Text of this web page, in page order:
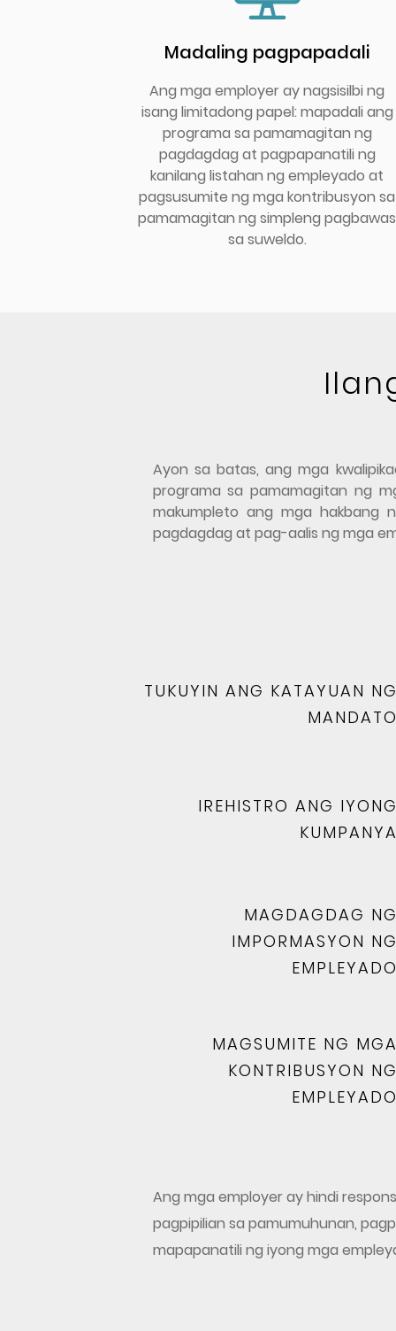
Madaling pagpapadali
Ang mga employer ay nagsisilbi ng
isang limitadong papel: mapadali ang
programa sa pamamagitan ng
pagdagdag at pagpapanatili ng
kanilang listahan ng empleyado at
pagsusumite ng mga kontribusyon sa
pamamagitan ng simpleng pagbawas
sa suweldo.
Ayon sa batas, ang mga
programa sa pamamagitan ng
makumpleto ang mga hakbang
pagdagdag at pag-aalis ng mga
TUKUYIN ANG KATAYUAN
IREHISTRO ANG
MAGDAGDAG
IMPORMASYON
MAGSUMITE NG
KONTRIBUSYON
Ang mga employer ay hindi
pagpipilian sa pamumuhunan,
mapapanatili ng iyong mga